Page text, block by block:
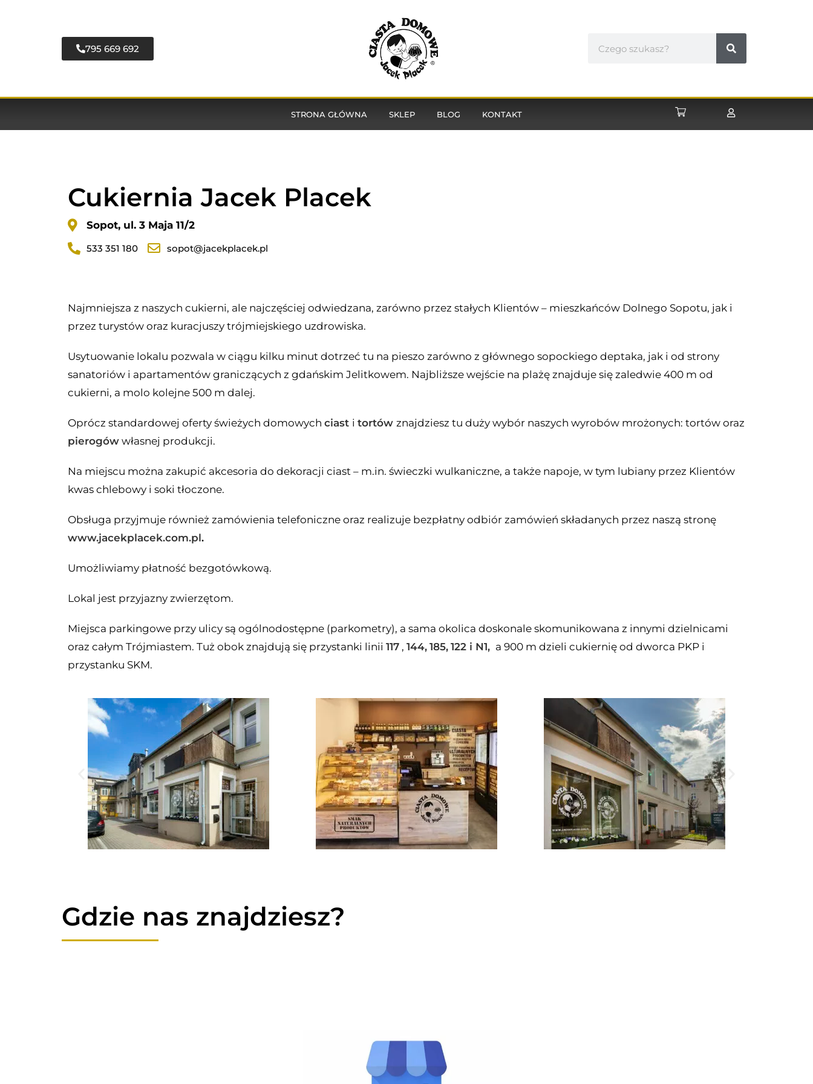
795 669 692
STRONA GŁÓWNA SKLEP BLOG KONTAKT
Cukiernia Jacek Placek
Sopot, ul. 3 Maja 11/2
533 351 180 sopot@jacekplacek.pl
Najmniejsza z naszych cukierni, ale najczęściej odwiedzana, zarówno przez stałych Klientów – mieszkańców Dolnego Sopotu, jak i
przez turystów oraz kuracjuszy trójmiejskiego uzdrowiska.
Usytuowanie lokalu pozwala w ciągu kilku minut dotrzeć tu na pieszo zarówno z głównego sopockiego deptaka, jak i od strony
sanatoriów i apartamentów graniczących z gdańskim Jelitkowem. Najbliższe wejście na plażę znajduje się zaledwie 400 m od
cukierni, a molo kolejne 500 m dalej.
Oprócz standardowej oferty świeżych domowych ciast i tortów znajdziesz tu duży wybór naszych wyrobów mrożonych: tortów oraz
pierogów własnej produkcji.
Na miejscu można zakupić akcesoria do dekoracji ciast – m.in. świeczki wulkaniczne, a także napoje, w tym lubiany przez Klientów
kwas chlebowy i soki tłoczone.
Obsługa przyjmuje również zamówienia telefoniczne oraz realizuje bezpłatny odbiór zamówień składanych przez naszą stronę
www.jacekplacek.com.pl.
Umożliwiamy płatność bezgotówkową.
Lokal jest przyjazny zwierzętom.
Miejsca parkingowe przy ulicy są ogólnodostępne (parkometry), a sama okolica doskonale skomunikowana z innymi dzielnicami
oraz całym Trójmiastem. Tuż obok znajdują się przystanki linii 117 , 144, 185, 122 i N1, a 900 m dzieli cukiernię od dworca PKP i
przystanku SKM.
Gdzie nas znajdziesz?